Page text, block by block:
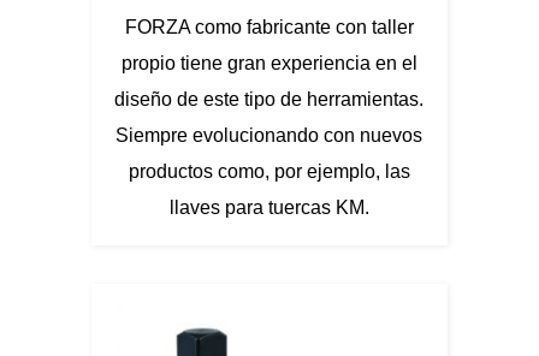
FORZA como fabricante con taller
propio tiene gran experiencia en el
diseño de este tipo de herramientas.
Siempre evolucionando con nuevos
productos como, por ejemplo, las
llaves para tuercas KM.